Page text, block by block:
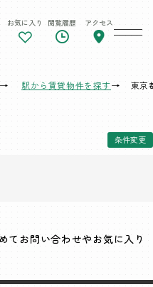
お気に入り 閲覧履歴 アクセス
駅から賃貸物件を探す 東京
条件変更
てお問い合わせやお気に入り